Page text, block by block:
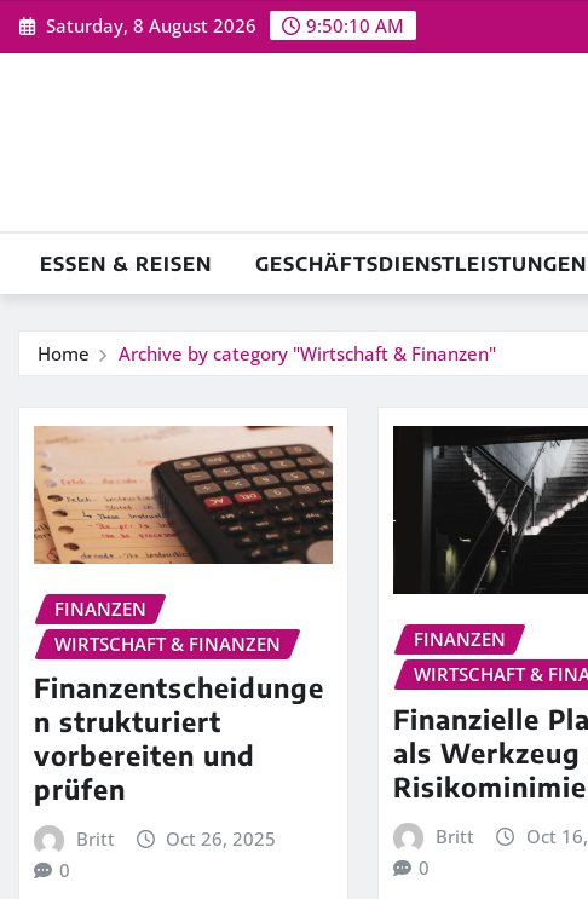
Skip
to
Saturday, 8 August 2026 9:50:11 AM
ESSEN & REISEN GESCHÄFTSDIENSTLEISTUNGEN
Home Archive by category "Wirtschaft & Finanzen"
FINANZEN
WIRTSCHAFT & FINANZEN
Finanzentscheidunge
n strukturiert
vorbereiten und
prüfen
Britt
Oct 26, 2025
0
FINANZEN
WIRTSCHAFT &
Finanzielle
als Werkzeug
Britt
Oct
0